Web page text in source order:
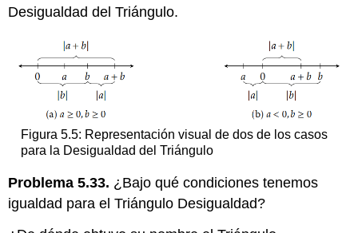
Desigualdad del Triángulo.
Figura 5.5: Representación visual de dos de los casos
para la Desigualdad del Triángulo
Problema 5.33. ¿Bajo qué condiciones tenemos
igualdad para el Triángulo Desigualdad?